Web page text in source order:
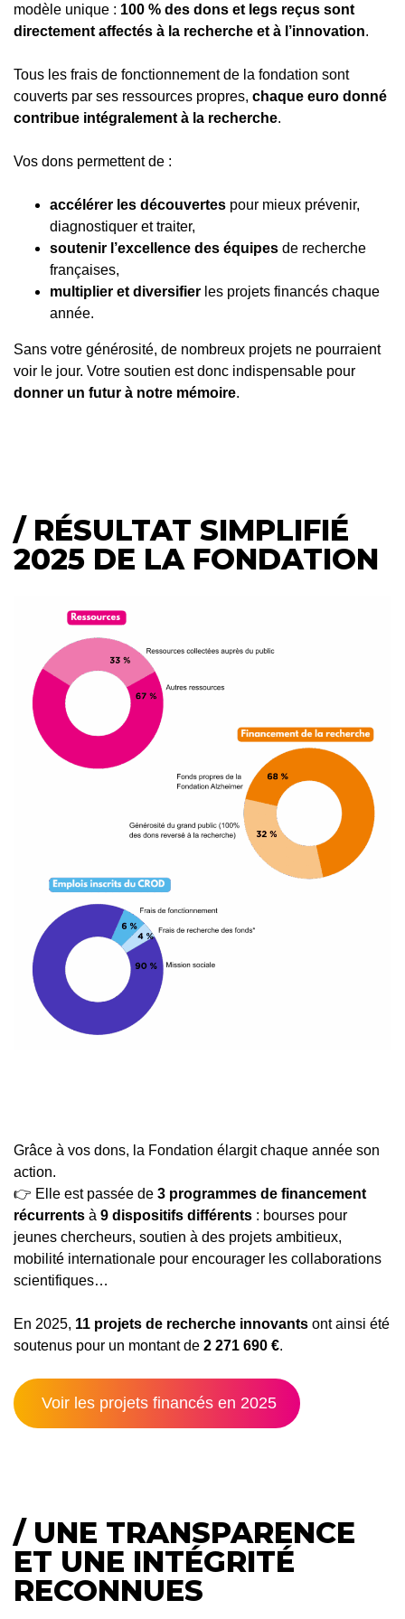
modèle unique : 100 % des dons et legs reçus sont
directement affectés à la recherche et à l’innovation.
Tous les frais de fonctionnement de la fondation sont
couverts par ses ressources propres, chaque euro donné
contribue intégralement à la recherche.
Vos dons permettent de :
accélérer les découvertes pour mieux prévenir,
diagnostiquer et traiter,
soutenir l’excellence des équipes de recherche
françaises,
multiplier et diversifier les projets financés chaque
année.
Sans votre générosité, de nombreux projets ne pourraient
voir le jour. Votre soutien est donc indispensable pour
donner un futur à notre mémoire.
/ RÉSULTAT SIMPLIFIÉ
2025 DE LA FONDATION
Grâce à vos dons, la Fondation élargit chaque année son
action.
👉 Elle est passée de 3 programmes de financement
récurrents à 9 dispositifs différents : bourses pour
jeunes chercheurs, soutien à des projets ambitieux,
mobilité internationale pour encourager les collaborations
scientifiques…
En 2025, 11 projets de recherche innovants ont ainsi été
soutenus pour un montant de 2 271 690 €.
Voir les projets financés en 2025
/ UNE TRANSPARENCE
ET UNE INTÉGRITÉ
RECONNUES